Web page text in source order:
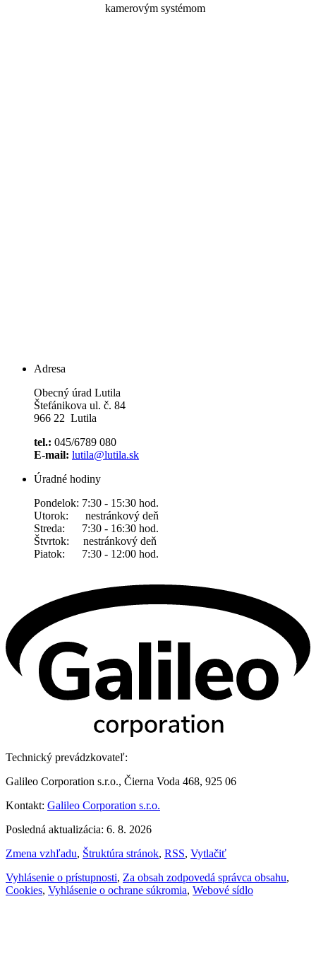
Adresa
Obecný úrad Lutila
Štefánikova ul. č. 84
966 22 Lutila
tel.: 045/6789 080
E-mail: lutila@lutila.sk
Úradné hodiny
Pondelok: 7:30 - 15:30 hod.
Utorok: nestránkový deň
Streda: 7:30 - 16:30 hod.
Štvrtok: nestránkový deň
Piatok: 7:30 - 12:00 hod.
Technický prevádzkovateľ:
Galileo Corporation s.r.o., Čierna Voda 468, 925 06
Kontakt: Galileo Corporation s.r.o.
Posledná aktualizácia: 6. 8. 2026
Zmena vzhľadu, Štruktúra stránok, RSS, Vytlačiť
Vyhlásenie o prístupnosti, Za obsah zodpovedá správca obsahu,
Cookies, Vyhlásenie o ochrane súkromia, Webové sídlo